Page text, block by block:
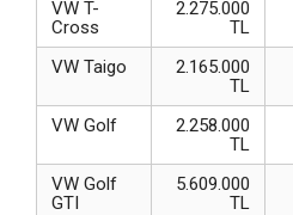
VW T-
Cross
2.275.000
TL
VW Taigo
2.165.000
TL
VW Golf
2.258.000
TL
VW Golf
GTI
5.609.000
TL